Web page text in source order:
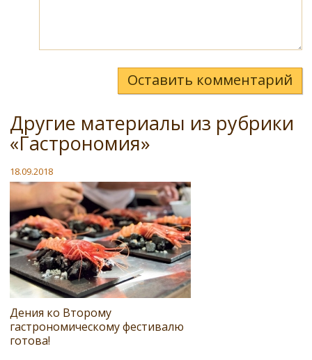
Оставить комментарий
Другие материалы из рубрики
«Гастрономия»
18.09.2018
Дения ко Второму
гастрономическому фестивалю
готова!